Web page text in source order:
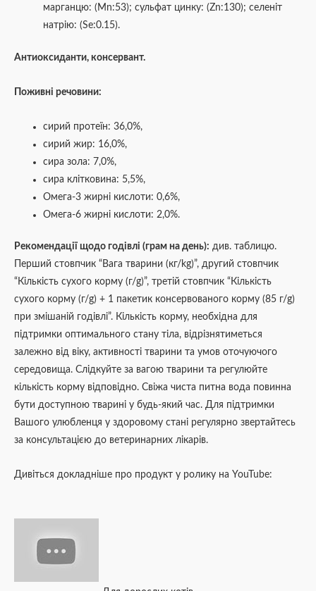
марганцю: (Mn:53); сульфат цинку: (Zn:130); селеніт
натрію: (Se:0.15).
Антиоксиданти, консервант.
Поживні речовини:
сирий протеїн: 36,0%,
сирий жир: 16,0%,
сира зола: 7,0%,
сира клітковина: 5,5%,
Омега-3 жирні кислоти: 0,6%,
Омега-6 жирні кислоти: 2,0%.
Рекомендації щодо годівлі (грам на день): див. таблицю.
Перший стовпчик “Вага тварини (кг/kg)”, другий стовпчик
“Кількість сухого корму (г/g)”, третій стовпчик “Кількість
сухого корму (г/g) + 1 пакетик консервованого корму (85 г/g)
при змішаній годівлі”. Кількість корму, необхідна для
підтримки оптимального стану тіла, відрізнятиметься
залежно від віку, активності тварини та умов оточуючого
середовища. Слідкуйте за вагою тварини та регулюйте
кількість корму відповідно. Свіжа чиста питна вода повинна
бути доступною тварині у будь-який час. Для підтримки
Вашого улюбленця у здоровому стані регулярно звертайтесь
за консультацією до ветеринарних лікарів.
Дивіться докладніше про продукт у ролику на YouTube: